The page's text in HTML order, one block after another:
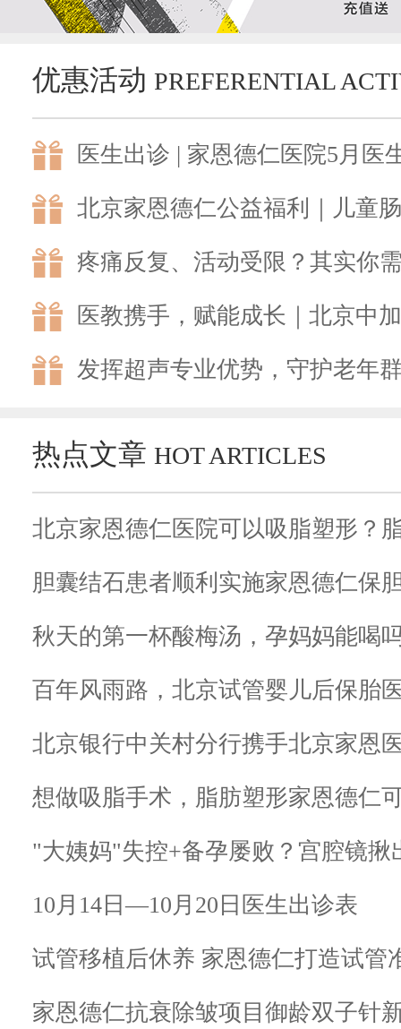
优惠活动 PREFERENTIAL
医生出诊 | 家恩德仁医院5月医
北京家恩德仁公益福利｜儿童
疼痛反复、活动受限？其实你
热点文章 HOT ARTICLES
北京家恩德仁医院可以吸脂塑形？
胆囊结石患者顺利实施家恩德仁保
秋天的第一杯酸梅汤，孕妈妈能喝
百年风雨路，北京试管婴儿后保胎
北京银行中关村分行携手北京家恩
想做吸脂手术，脂肪塑形家恩德仁
"大姨妈"失控+备孕屡败？宫腔镜
10月14日—10月20日医生出诊表
试管移植后休养 家恩德仁打造试管
家恩德仁抗衰除皱项目御龄双子针